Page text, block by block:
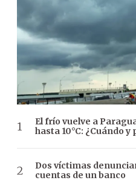
El frío vuelve a
hasta 10°C: ¿Cuándo
Dos víctimas
cuentas de un banco